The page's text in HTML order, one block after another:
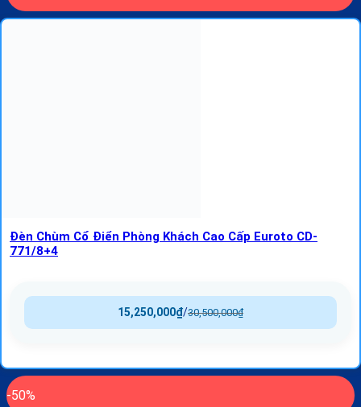
Đèn Chùm Cổ Điển Phòng Khách Cao Cấp Euroto CD-
771/8+4
30,500,000₫
/
15,250,000₫
-50%